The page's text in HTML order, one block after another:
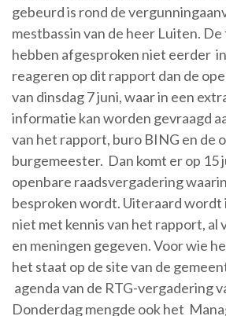
gebeurd is rond de
mestbassin van de heer Luiten.
hebben afgesproken niet eerder
reageren op dit rapport dan de
van dinsdag 7 juni, waar in een
informatie kan worden gevraagd
van het rapport, buro BING en de
burgemeester. Dan komt er op 15
openbare raadsvergadering
besproken wordt. Uiteraard wordt
niet met kennis van het rapport, al
en meningen gegeven. Voor wie
het staat op de site van de
agenda van de RTG-vergadering
Donderdag mengde ook het